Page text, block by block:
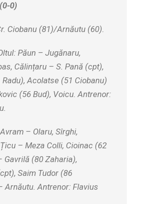
0)
Ciobanu (81)/Arnăutu (60).
Păun – Jugănaru,
Călințaru – S. Pană (cpt),
Radu), Acolatse (51 Ciobanu)
(56 Bud), Voicu. Antrenor:
– Olaru, Sîrghi,
– Meza Colli, Cioinac (62
Gavrilă (80 Zaharia),
Saim Tudor (86
Arnăutu. Antrenor: Flavius